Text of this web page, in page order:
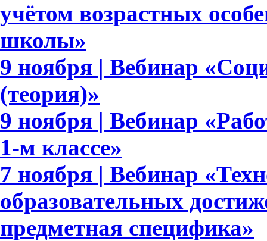
учётом возрастных
школы»
9 ноября | Вебинар
(теория)»
9 ноября | Вебинар
1-м классе»
7 ноября | Вебинар
образовательных
предметная специфика»